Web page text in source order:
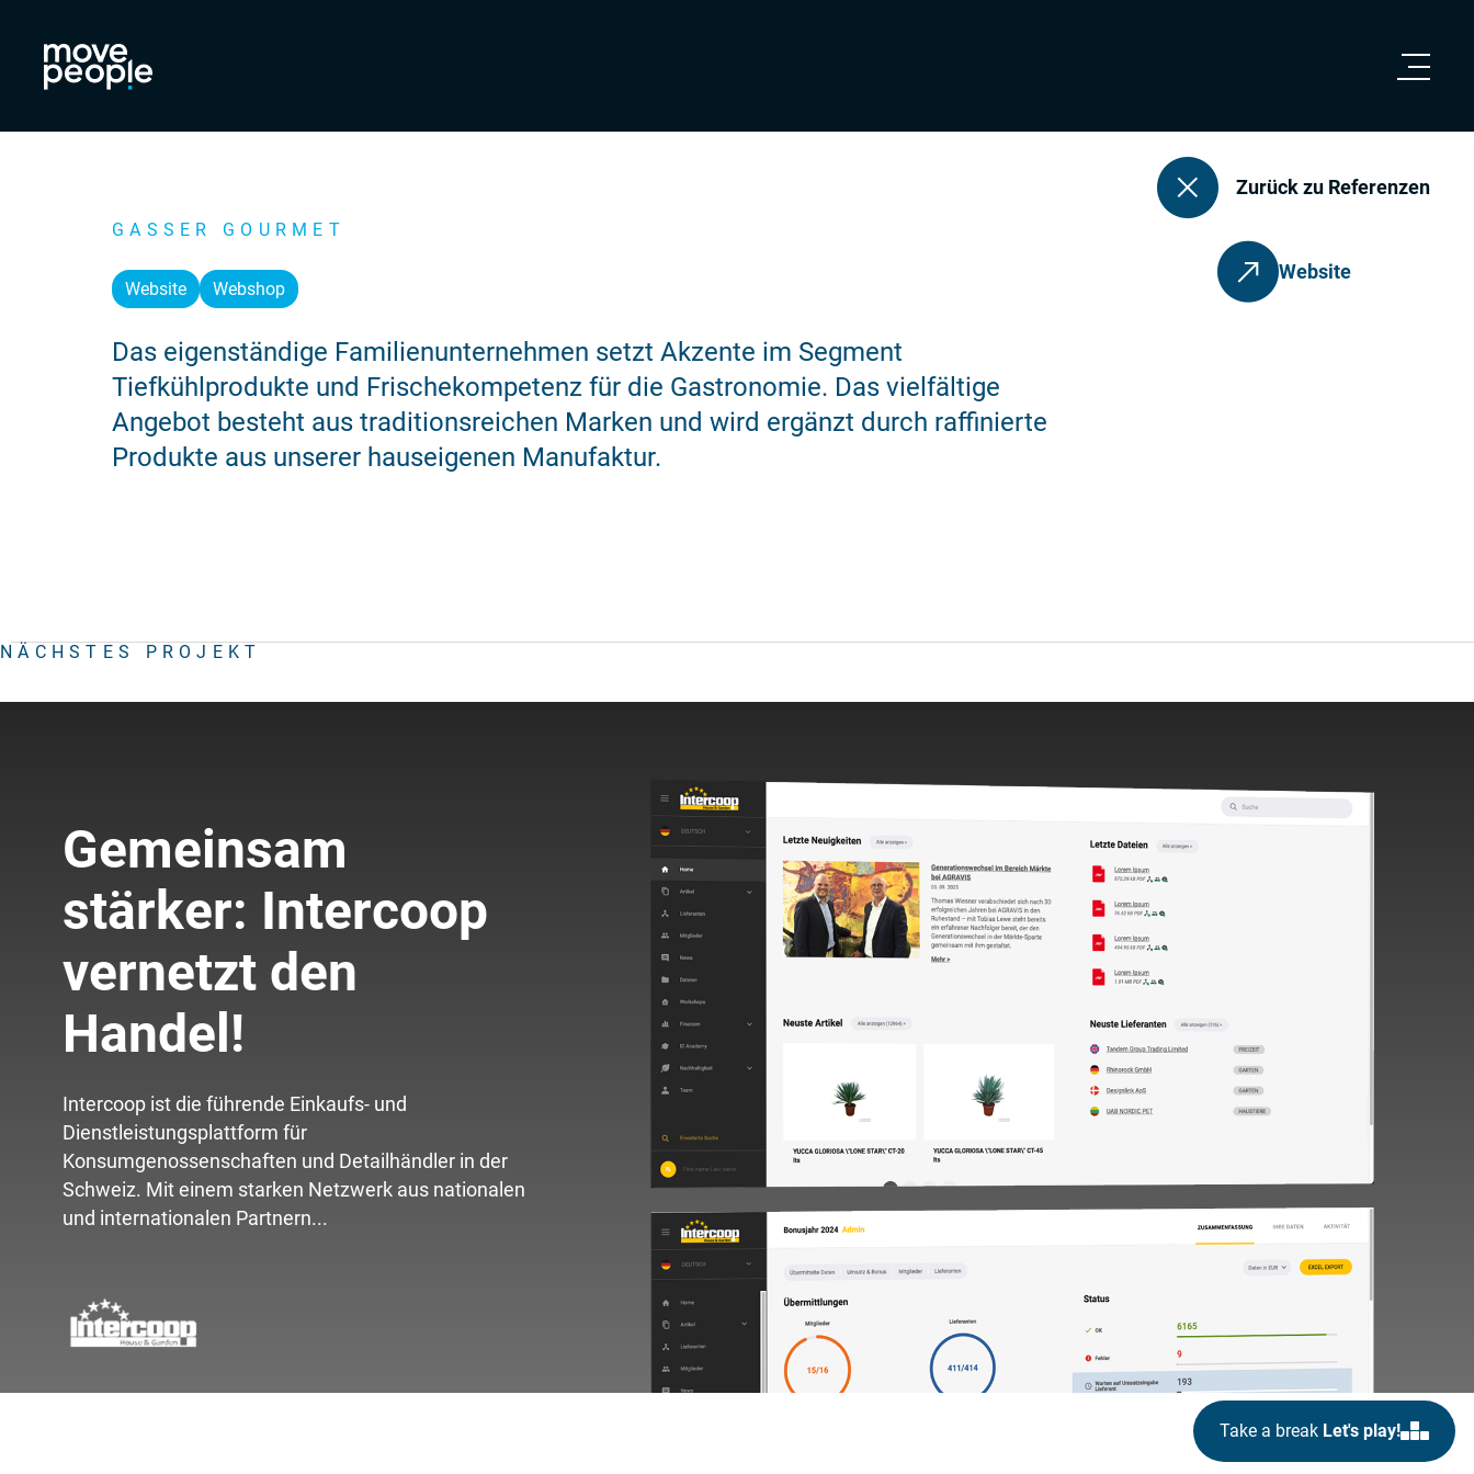
Take a break Let's play!
Let's talk!
Referenzen
Website/Webshops
Web-Applikationen
Zurück zu Referenzen
Website
GASSER GOURMET
Website Webshop
Das eigenständige Familienunternehmen setzt Akzente im Segment
Tiefkühlprodukte und Frischekompetenz für die Gastronomie. Das vielfältige
Angebot besteht aus traditionsreichen Marken und wird ergänzt durch raffinierte
Produkte aus unserer hauseigenen Manufaktur.
NÄCHSTES PROJEKT
Gemeinsam
stärker: Intercoop
vernetzt den
Handel!
Intercoop ist die führende Einkaufs- und
Dienstleistungsplattform für
Konsumgenossenschaften und Detailhändler in der
Schweiz. Mit einem starken Netzwerk aus nationalen
und internationalen Partnern...